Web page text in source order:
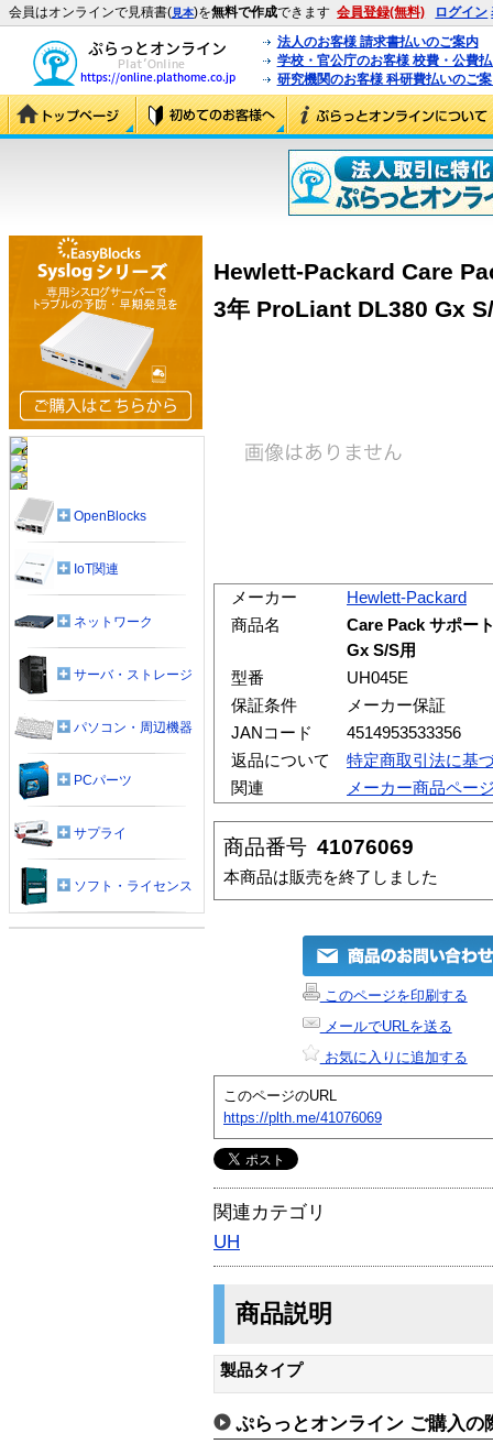
会員はオンラインで見積書(見本)を無料で作成できます 会員登録(無料) ログイン
法人のお客様 請求書払いのご案内
学校・官公庁のお客様 校費・公費
研究機関のお客様 科研費払いのご
Hewlett-Packard Care
3年 ProLiant DL380 Gx
メーカー
Hewlett-Packard
商品名
Care Pack サポー
Gx S/S用
型番
UH045E
保証条件
メーカー保証
JANコード
4514953533356
返品について
特定商取引法に基
関連
メーカー商品ペー
商品番号 41076069
本商品は販売を終了しました
このページを印刷する
メールでURLを送る
お気に入りに追加する
このページのURL
https://plth.me/41076069
関連カテゴリ
UH
商品説明
製品タイプ
ぷらっとオンライン ご購入の
OpenBlocks
IoT関連
ネットワーク
サーバ・ストレージ
パソコン・周辺機器
PCパーツ
サプライ
ソフト・ライセンス